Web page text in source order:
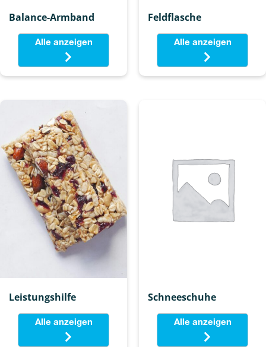
Balance-Armband
Alle anzeigen
Feldflasche
Alle anzeigen
Leistungshilfe
Alle anzeigen
Schneeschuhe
Alle anzeigen